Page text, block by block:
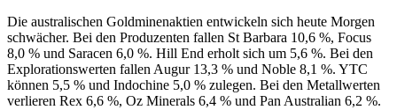
Die australischen Goldminenaktien entwickeln sich heute Morgen
schwächer. Bei den Produzenten fallen St Barbara 10,6 %, Focus
8,0 % und Saracen 6,0 %. Hill End erholt sich um 5,6 %. Bei den
Explorationswerten fallen Augur 13,3 % und Noble 8,1 %. YTC
können 5,5 % und Indochine 5,0 % zulegen. Bei den Metallwerten
verlieren Rex 6,6 %, Oz Minerals 6,4 % und Pan Australian 6,2 %.